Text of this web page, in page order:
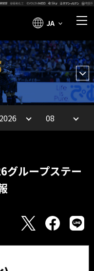
JA
グループステー